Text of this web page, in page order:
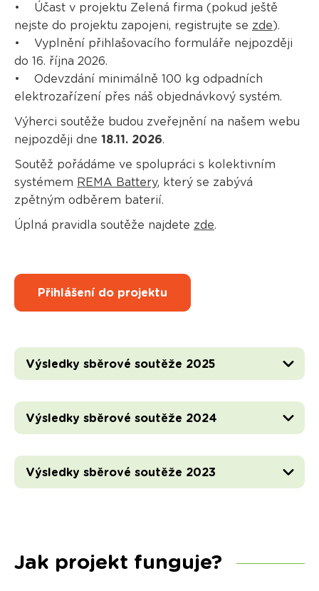
• Účast v projektu Zelená firma (pokud ještě
nejste do projektu zapojeni, registrujte se zde).
• Vyplnění přihlašovacího formuláře nejpozději
do 16. října 2026.
• Odevzdání minimálně 100 kg odpadních
elektrozařízení přes náš objednávkový systém.
Výherci soutěže budou zveřejnění na našem webu
nejpozději dne 18.11. 2026.
Soutěž pořádáme ve spolupráci s kolektivním
systémem REMA Battery, který se zabývá
zpětným odběrem baterií.
Úplná pravidla soutěže najdete zde.
Přihlášení do projektu
Výsledky sběrové soutěže 2025
Výsledky sběrové soutěže 2024
Výsledky sběrové soutěže 2023
Jak projekt funguje?